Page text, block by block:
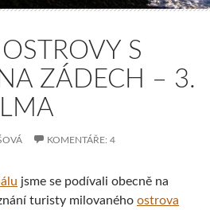
S
ZÁDECH – 3.
KOMENTÁŘE: 4
jsme se podívali obecně na
turisty milovaného ostrova